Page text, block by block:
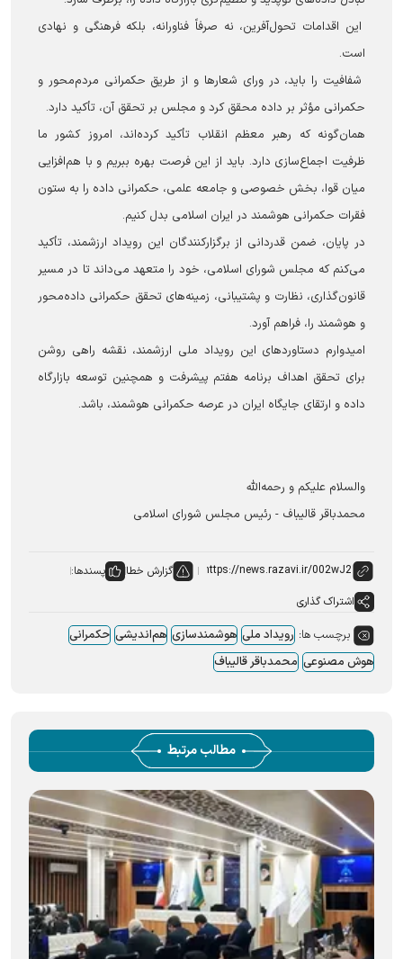
این اقدامات تحول‌آفرین، نه صرفاً فناورانه، بلکه فرهنگی و نهادی
است.
شفافیت را باید، در ورای شعارها و از طریق حکمرانی مردم‌محور و
حکمرانی مؤثر بر داده محقق کرد و مجلس بر تحقق آن، تأکید دارد.
همان‌گونه که رهبر معظم انقلاب تأکید کرده‌اند، امروز کشور ما
ظرفیت اجماع‌سازی دارد. باید از این فرصت بهره ببریم و با هم‌افزایی
میان قوا، بخش خصوصی و جامعه علمی، حکمرانی داده را به ستون
فقرات حکمرانی هوشمند در ایران اسلامی بدل کنیم.
در پایان، ضمن قدردانی از برگزارکنندگان این رویداد ارزشمند، تأکید
می‌کنم که مجلس شورای اسلامی، خود را متعهد می‌داند تا در مسیر
قانون‌گذاری، نظارت و پشتیبانی، زمینه‌های تحقق حکمرانی داده‌محور
و هوشمند را، فراهم آورد.
امیدوارم دستاوردهای این رویداد ملی ارزشمند، نقشه راهی روشن
برای تحقق اهداف برنامه هفتم پیشرفت و همچنین توسعه بازارگاه
داده و ارتقای جایگاه ایران در عرصه حکمرانی هوشمند، باشد.
والسلام علیکم و رحمه‌الله
محمدباقر قالیباف - رئیس مجلس شورای اسلامی
گزارش خطا
پسندها:
اشتراک گذاری
برچسب ها: رویداد ملی هوشمندسازی هم‌اندیشی حکمرانی
هوش مصنوعی محمدباقر قالیباف
مطالب مرتبط